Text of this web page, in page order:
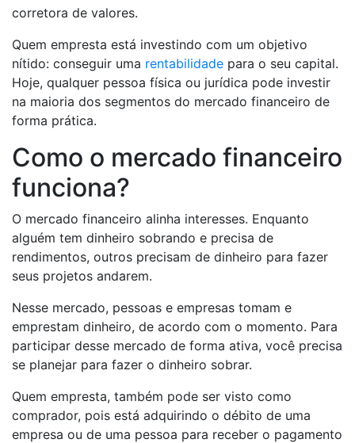
corretora de valores.
Quem empresta está investindo com um objetivo
nítido: conseguir uma rentabilidade para o seu capital.
Hoje, qualquer pessoa física ou jurídica pode investir
na maioria dos segmentos do mercado financeiro de
forma prática.
Como o mercado financeiro
funciona?
O mercado financeiro alinha interesses. Enquanto
alguém tem dinheiro sobrando e precisa de
rendimentos, outros precisam de dinheiro para fazer
seus projetos andarem.
Nesse mercado, pessoas e empresas tomam e
emprestam dinheiro, de acordo com o momento. Para
participar desse mercado de forma ativa, você precisa
se planejar para fazer o dinheiro sobrar.
Quem empresta, também pode ser visto como
comprador, pois está adquirindo o débito de uma
empresa ou de uma pessoa para receber o pagamento